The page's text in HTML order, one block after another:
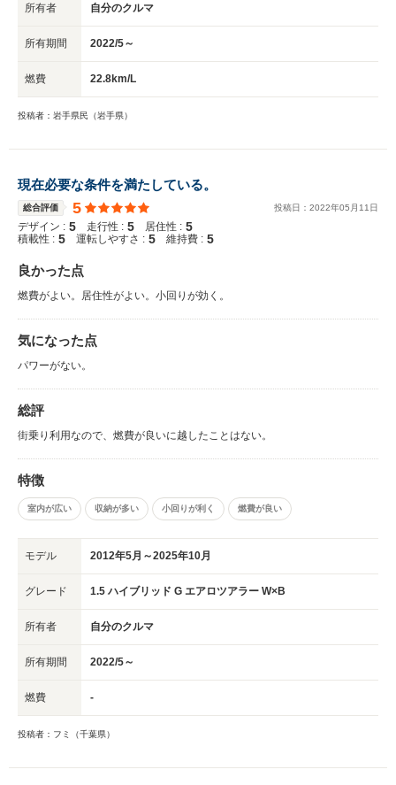
所有者 自分のクルマ
所有期間 2022/5～
燃費 22.8km/L
投稿者：岩手県民（岩手県）
現在必要な条件を満たしている。
総合評価 5 投稿日： 2022年05 月 11 日
デザイン : 5 走行性 : 5 居住性 : 5
積載性 : 5 運転しやすさ : 5 維持費 : 5
良かった点
燃費がよい。居住性がよい。小回りが効く。
気になった点
パワーがない。
総評
街乗り利用なので、燃費が良いに越したことはない。
特徴
室内が広い 収納が多い 小回りが利く 燃費が良い
モデル 2012年5月～2025年10月
グレード 1.5 ハイブリッド G エアロツアラー W×B
所有者 自分のクルマ
所有期間 2022/5～
燃費 -
投稿者：フミ（千葉県）